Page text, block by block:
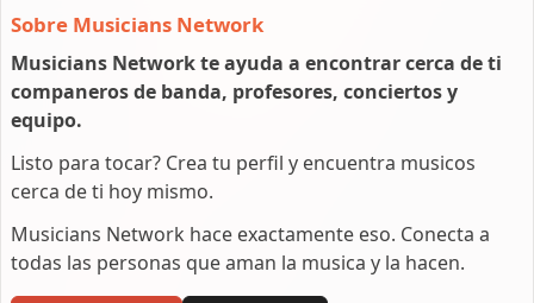
Sobre Musicians Network
Musicians Network te ayuda a encontrar cerca de ti
companeros de banda, profesores, conciertos y
equipo.
Listo para tocar? Crea tu perfil y encuentra musicos
cerca de ti hoy mismo.
Musicians Network hace exactamente eso. Conecta a
todas las personas que aman la musica y la hacen.